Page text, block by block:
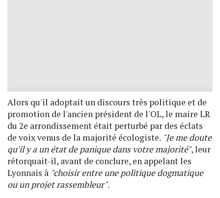
Alors qu'il adoptait un discours très politique et de
promotion de l'ancien président de l'OL, le maire LR
du 2e arrondissement était perturbé par des éclats
de voix venus de la majorité écologiste. "Je me doute
qu'il y a un état de panique dans votre majorité", leur
rétorquait-il, avant de conclure, en appelant les
Lyonnais à "choisir entre une politique dogmatique
ou un projet rassembleur".